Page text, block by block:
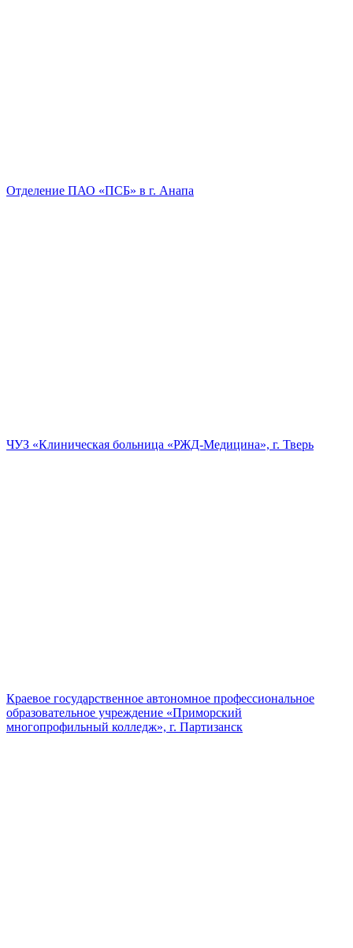
Отделение ПАО «ПСБ» в г. Анапа
ЧУЗ «Клиническая больница «РЖД-Медицина», г. Тверь
Краевое государственное автономное профессиональное
образовательное учреждение «Приморский
многопрофильный колледж», г. Партизанск